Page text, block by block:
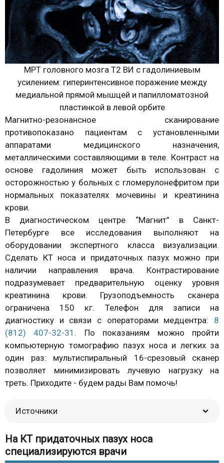
МРТ головного мозга Т2 ВИ с гадолиниевым
усилением: гиперинтенсивное поражение между
медиальной прямой мышцей и папилломатозной
пластинкой в левой орбите
Магнитно-резонансное сканирование
противопоказано пациентам с установленными
аппаратами медицинского назначения,
металлическими составляющими в теле. Контраст на
основе гадолиния может быть использован с
осторожностью у больных с гломерулонефритом при
нормальных показателях мочевины и креатинина
крови.
В диагностическом центре “Магнит” в Санкт-
Петербурге все исследования выполняют на
оборудовании экспертного класса визуализации.
Сделать КТ носа и придаточных пазух можно при
наличии направления врача. Контрастирование
подразумевает предварительную оценку уровня
креатинина крови. Грузоподъемность сканера
ограничена 150 кг. Телефон для записи на
диагностику и связи с операторами медцентра: 8
(812) 407-32-31 . По показаниям можно пройти
компьютерную томографию пазух носа и легких за
один раз: мультиспиральный 16-срезовый сканер
позволяет минимизировать лучевую нагрузку на
треть. Приходите - будем рады Вам помочь!
Источники
На КТ придаточных пазух носа
специализируются врачи